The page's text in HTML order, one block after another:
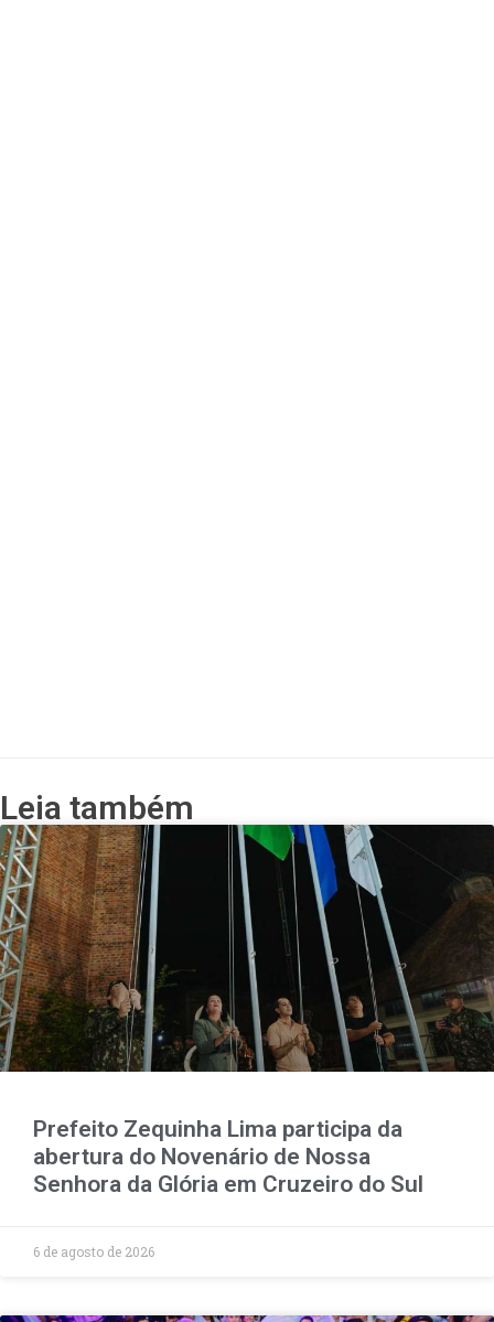
Leia também
Prefeito Zequinha Lima participa da
abertura do Novenário de Nossa
Senhora da Glória em Cruzeiro do Sul
6 de agosto de 2026